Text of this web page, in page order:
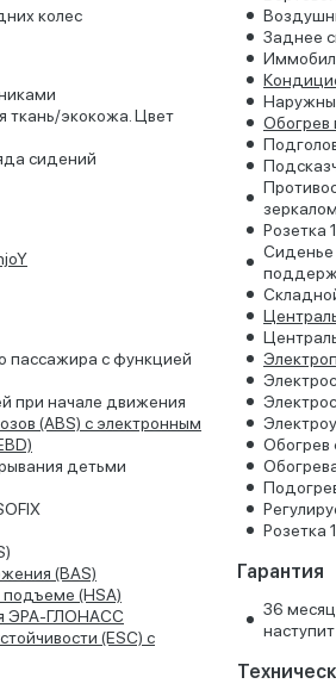
колес
ткань/экокожа. Цвет
сидений
пассажира с функцией
при начале движения
(ABS) с электронным
детьми
(BAS)
(HSА)
ЭРА-ГЛОНАСС
(ESC) с
Заднее
Обогрев
зеркалом
Розетка
Сиденье
Обогрев
Розетка
Гарантия
36